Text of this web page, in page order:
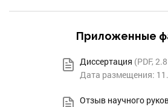
Приложенные
Диссертация (PDF,
Дата размещения:
Отзыв научного